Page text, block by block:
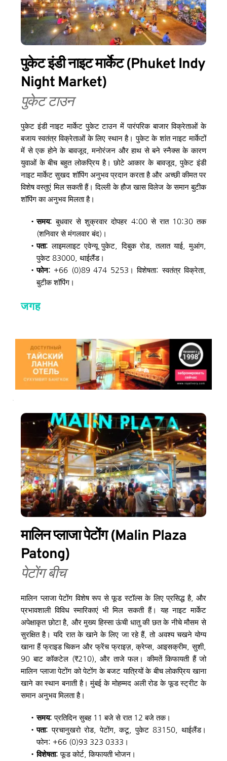
पुकेट इंडी नाइट मार्केट (Phuket Indy
Night Market)
पुकेट टाउन
पुकेट इंडी नाइट मार्केट पुकेट टाउन में पारंपरिक बाजार विक्रेताओं के
बजाय स्वतंत्र विक्रेताओं के लिए स्थान है। पुकेट के शांत नाइट मार्केटों
में से एक होने के बावजूद, मनोरंजन और हाथ से बने स्नैक्स के कारण
युवाओं के बीच बहुत लोकप्रिय है। छोटे आकार के बावजूद, पुकेट इंडी
नाइट मार्केट सुखद शॉपिंग अनुभव प्रदान करता है और अच्छी कीमत पर
विशेष वस्तुएं मिल सकती हैं। दिल्ली के हौज खास विलेज के समान बुटीक
शॉपिंग का अनुभव मिलता है।
समय: बुधवार से शुक्रवार दोपहर 4:00 से रात 10:30 तक
(शनिवार से मंगलवार बंद)।
पता: लाइमलाइट एवेन्यू पुकेट, दिबुक रोड, तलात याई, मुआंग,
पुकेट 83000, थाईलैंड।
फोन: +66 (0)89 474 5253। विशेषता: स्वतंत्र विक्रेता,
बुटीक शॉपिंग।
जगह
मालिन प्लाजा पेटोंग (Malin Plaza
Patong)
पेटोंग बीच
मालिन प्लाजा पेटोंग विशेष रूप से फूड स्टॉल्स के लिए प्रसिद्ध है, और
प्रभावशाली विविध स्मारिकाएं भी मिल सकती हैं। यह नाइट मार्केट
अपेक्षाकृत छोटा है, और मुख्य हिस्सा ऊंची धातु की छत के नीचे मौसम से
सुरक्षित है। यदि रात के खाने के लिए जा रहे हैं, तो अवश्य चखने योग्य
खाना हैं फ्राइड चिकन और फ्रेंच फ्राइज़, क्रेप्स, आइसक्रीम, सुशी,
90 बाट कॉकटेल (₹210), और ताजे फल। कीमतें किफायती हैं जो
मालिन प्लाजा पेटोंग को पेटोंग के बजट यात्रियों के बीच लोकप्रिय खाना
खाने का स्थान बनाती है। मुंबई के मोहम्मद अली रोड के फूड स्ट्रीट के
समान अनुभव मिलता है।
समय: प्रतिदिन सुबह 11 बजे से रात 12 बजे तक।
पता: प्रचानुखरो रोड, पेटोंग, कटू, पुकेट 83150, थाईलैंड।
फोन: +66 (0)93 323 0333।
विशेषता: फूड कोर्ट, किफायती भोजन।